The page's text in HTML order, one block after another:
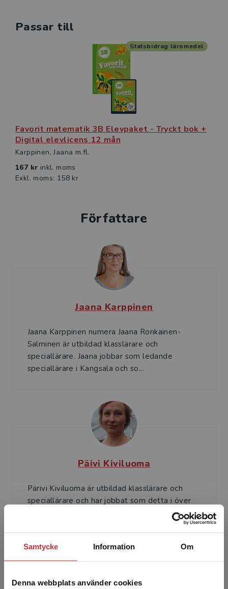
Samtycke Information Om
Denna webbplats använder cookies
Passar till
Favorit matematik 3B Elevpaket - Tryckt bok +
Digital elevlicens 12 mån
Karppinen, Jaana m.fl.
167 kr inkl. moms
Exkl. moms: 158 kr
Statsbidrag läromedel
Författare
Jaana Karppinen
Jaana Karppinen numera Jaana Ronkainen-
Salminen är utbildad klasslärare och
speciallärare. Jaana jobbar som ledande
speciallärare i Kangsala och so...
Päivi Kiviluoma
Pärivi Kiviluoma är utbildad klasslärare och
speciallärare och har jobbat som detta i över
20 år. Hon har även studerat matematik. 2014